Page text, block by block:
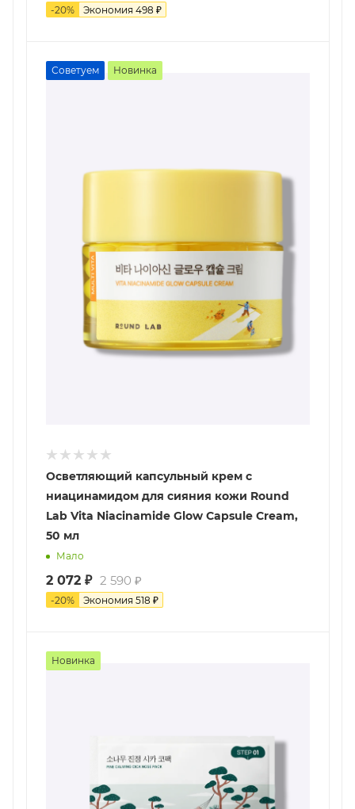
-20% Экономия 498 ₽
Советуем Новинка
Осветляющий капсульный крем с
ниацинамидом для сияния кожи Round
Lab Vita Niacinamide Glow Capsule Cream,
50 мл
Мало
2 072 ₽ 2 590 ₽
-20% Экономия 518 ₽
Новинка